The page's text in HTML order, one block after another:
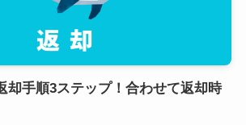
却手順3ステップ！合わせて返却時